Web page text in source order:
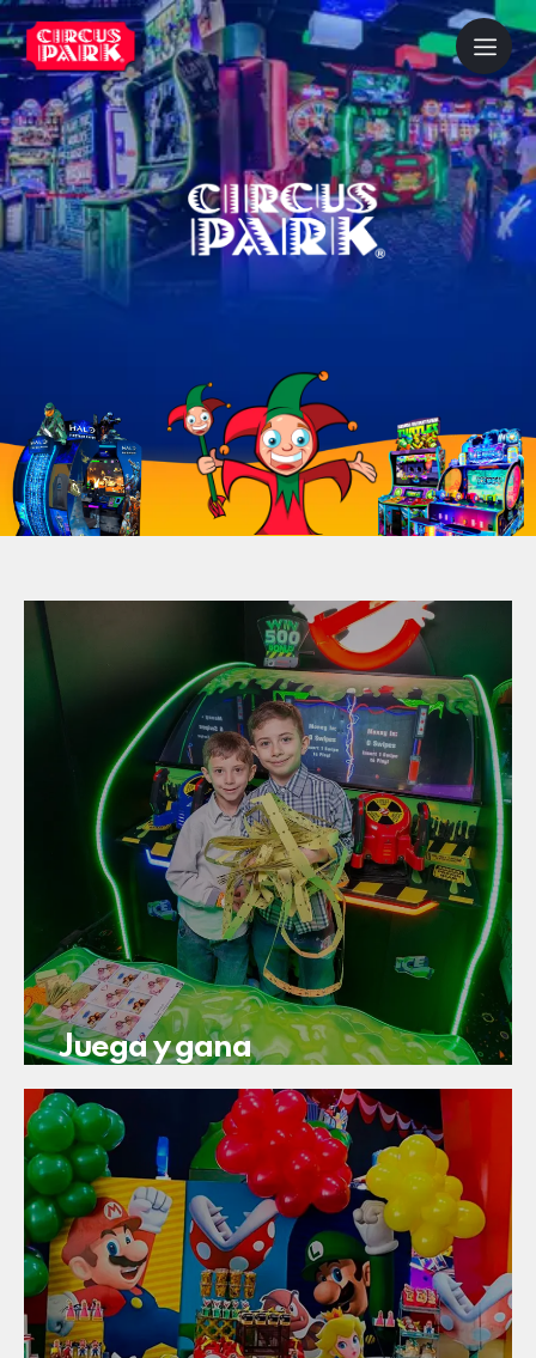
Juega y gana